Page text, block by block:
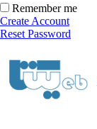
Remember me
Create Account
Reset Password